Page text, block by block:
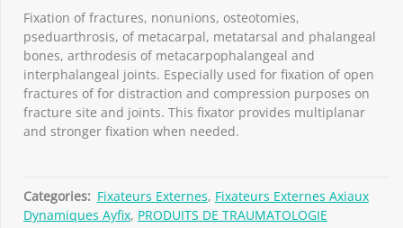
Fixation of fractures, nonunions, osteotomies,
pseduarthrosis, of metacarpal, metatarsal and phalangeal
bones, arthrodesis of metacarpophalangeal and
interphalangeal joints. Especially used for fixation of open
fractures of for distraction and compression purposes on
fracture site and joints. This fixator provides multiplanar
and stronger fixation when needed.
Categories: Fixateurs Externes, Fixateurs Externes Axiaux
Dynamiques Ayfix, PRODUITS DE TRAUMATOLOGIE